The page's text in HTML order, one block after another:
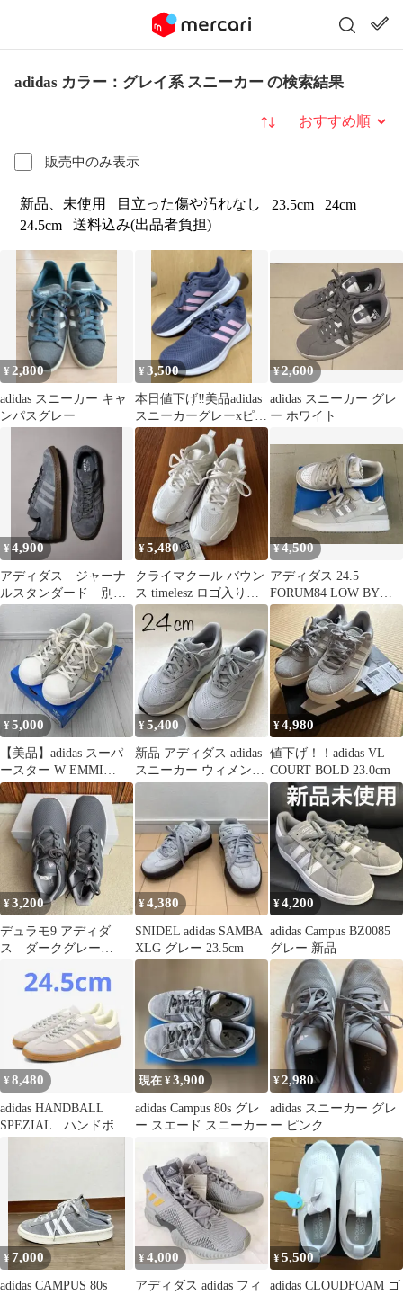
adidas カラー：グレイ系 スニーカー の検索結果
販売中のみ表示
並び替え
新品、未使用 目立った傷や汚れなし 23.5cm
24cm
24.5cm
送料込み(出品者負担)
¥ 2,800
adidas スニーカー キャ
ンパスグレー
¥3,500
本日値下げ‼️美品adidas
スニーカーグレーxピン
ク サイズ23.5送料込み
¥2,600
adidas スニーカー グレ
ー ホワイト
¥4,900
アディダス ジャーナ
ルスタンダード 別
注 CAMPUS 80s
¥5,480
クライマクール バウン
ス timelesz ロゴ入りシ
ューチャーム 篠塚大輝
¥4,500
アディダス 24.5
FORUM84 LOW BYビ
ューティーアンドユー
スコラボ
¥5,000
【美品】adidas スーパ
ースター W EMMI
HP5514 23.5cm
¥5,400
新品 アディダス adidas
スニーカー ウィメンズ
24㎝ グレー
¥4,980
値下げ！！adidas VL
COURT BOLD 23.0cm
¥3,200
デュラモ9 アディダ
ス ダークグレー
¥4,380
SNIDEL adidas SAMBA
XLG グレー 23.5cm
¥4,200
adidas Campus BZ0085
グレー 新品
¥8,480
adidas HANDBALL
SPEZIAL ハンドボー
現在 ¥3,900
adidas Campus 80s グレ
ー スエード スニーカー
¥2,980
adidas スニーカー グレ
ー ピンク
¥7,000
adidas CAMPUS 80s
¥4,000
アディダス adidas フィ
¥5,500
adidas CLOUDFOAM ゴ